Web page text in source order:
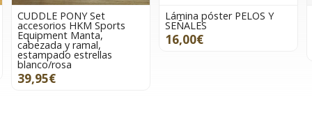
CUDDLE PONY Set
accesorios HKM Sports
Equipment Manta,
cabezada y ramal,
estampado estrellas
blanco/rosa
39,95€
Lámina póster PELOS Y
SEÑALES
16,00€